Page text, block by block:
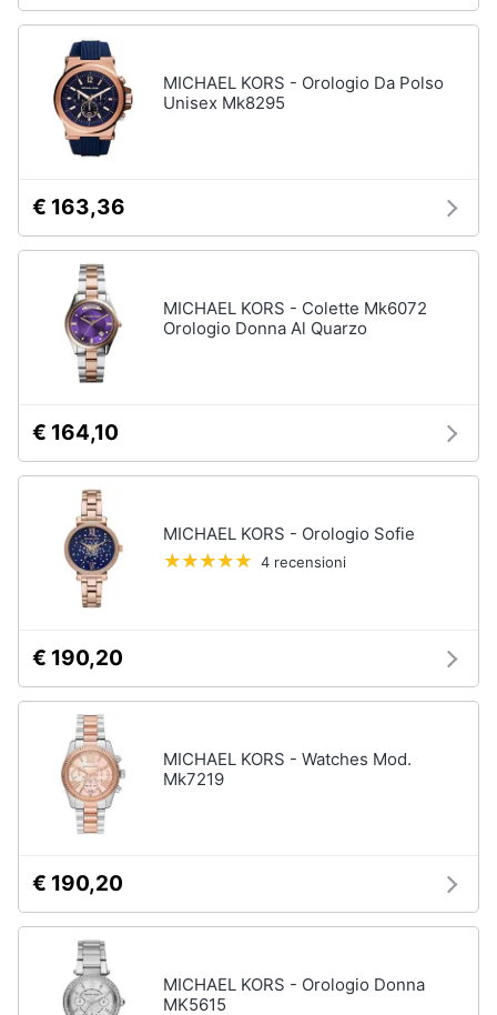
MICHAEL KORS - Orologio Da Polso
Unisex Mk8295
€ 163,36
MICHAEL KORS - Colette Mk6072
Orologio Donna Al Quarzo
€ 164,10
MICHAEL KORS - Orologio Sofie
4 recensioni
€ 190,20
MICHAEL KORS - Watches Mod.
Mk7219
€ 190,20
MICHAEL KORS - Orologio Donna
MK5615